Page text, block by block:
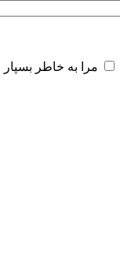
مرا به خاطر بسپار